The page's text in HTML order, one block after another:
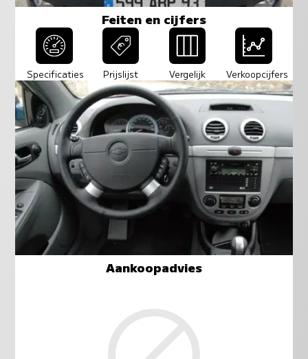
Feiten en cijfers
Specificaties Prijslijst Vergelijk Verkoopcijfers
Aankoopadvies